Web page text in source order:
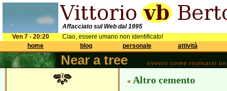
Affacciato sul Web dal 1995
Ven 7 - 20:20
Ciao, essere umano non identificato!
home
blog personale attività
Near a tree ovvero come rovinarsi
« Altro cemento